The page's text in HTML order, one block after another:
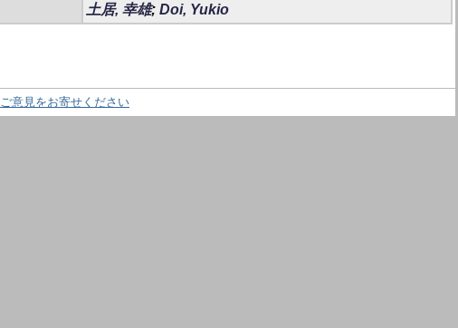
土居, 幸雄; Doi, Yukio
ご意見をお寄せください